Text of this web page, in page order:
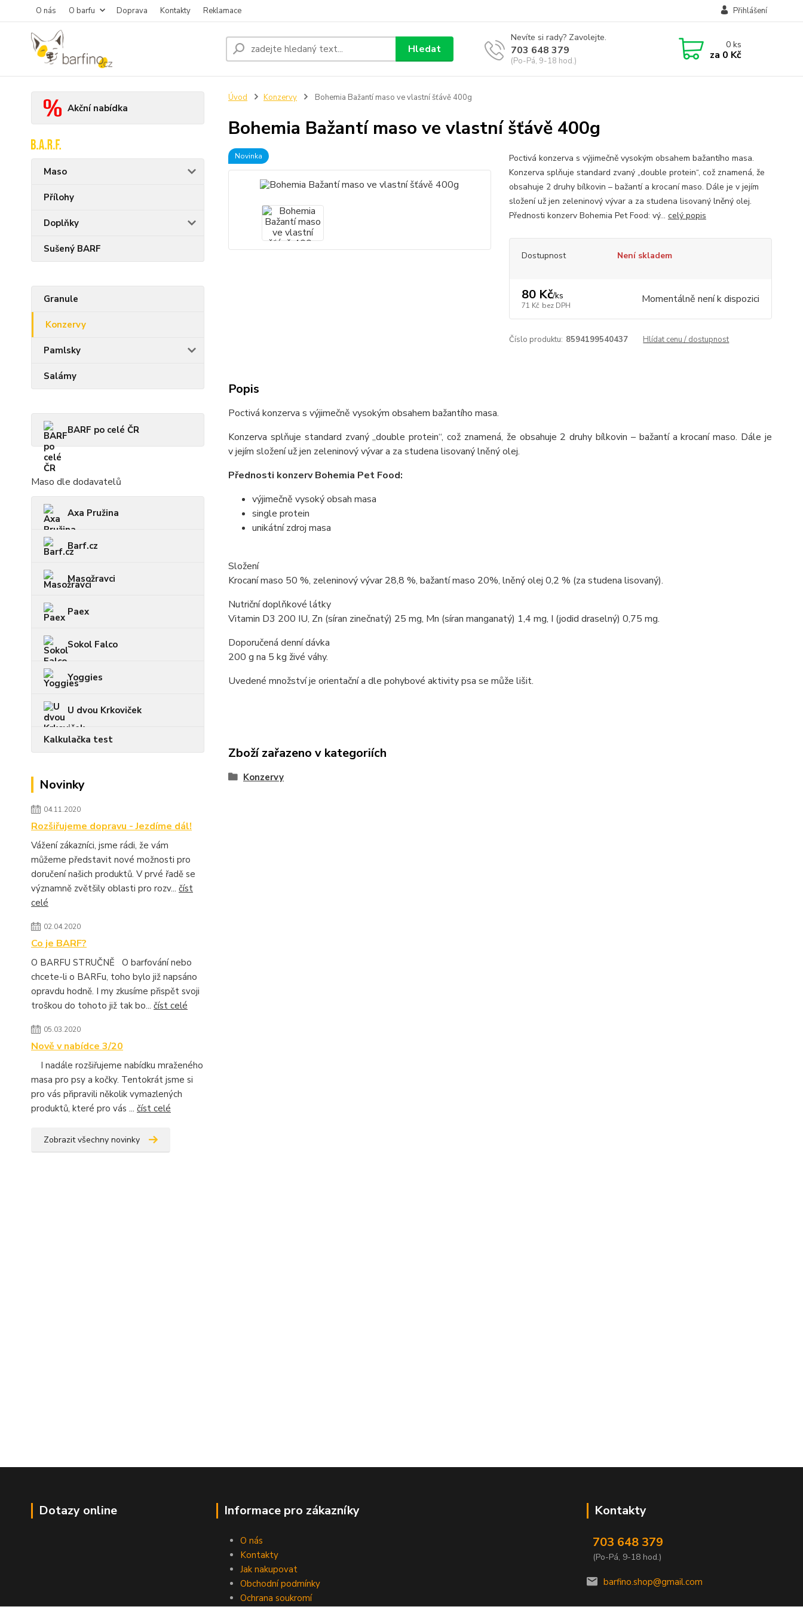
O nás O barfu Doprava Kontakty Reklamace Přihlášení
Hledat
Nevíte si rady? Zavolejte.
703 648 379
(Po-Pá, 9-18 hod.)
0ks
za 0 Kč
Akční nabídka
Maso
Přílohy
Doplňky
Sušený BARF
Granule
Konzervy
Pamlsky
Salámy
BARF po celé ČR
Maso dle dodavatelů
Axa Pružina
Barf.cz
Masožravci
Paex
Sokol Falco
Yoggies
U dvou Krkoviček
Kalkulačka test
Novinky
04.11.2020
Rozšiřujeme dopravu - Jezdíme dál!
Vážení zákazníci, jsme rádi, že vám
můžeme představit nové možnosti pro
doručení našich produktů. V prvé řadě se
významně zvětšily oblasti pro rozv... číst
celé
02.04.2020
Co je BARF?
O BARFU STRUČNĚ O barfování nebo
chcete-li o BARFu, toho bylo již napsáno
opravdu hodně. I my zkusíme přispět svoji
troškou do tohoto již tak bo... číst celé
05.03.2020
Nově v nabídce 3/20
I nadále rozšiřujeme nabídku mraženého
masa pro psy a kočky. Tentokrát jsme si
pro vás připravili několik vymazlených
produktů, které pro vás ... číst celé
Zobrazit všechny novinky
Úvod Konzervy Bohemia Bažantí maso ve vlastní šťávě 400g
Bohemia Bažantí maso ve vlastní šťávě 400g
Novinka
Poctivá konzerva s výjimečně vysokým obsahem bažantího masa.
Konzerva splňuje standard zvaný „double protein“, což znamená, že
obsahuje 2 druhy bílkovin – bažantí a krocaní maso. Dále je v jejím
složení už jen zeleninový vývar a za studena lisovaný lněný olej.
Přednosti konzerv Bohemia Pet Food: vý... celý popis
Dostupnost Není skladem
80 Kč/ks
71 Kč bez DPH Momentálně není k dispozici
Číslo produktu: 8594199540437 Hlídat cenu / dostupnost
Popis
Poctivá konzerva s výjimečně vysokým obsahem bažantího masa.
Konzerva splňuje standard zvaný „double protein“, což znamená, že obsahuje 2 druhy bílkovin – bažantí a krocaní maso. Dále je
v jejím složení už jen zeleninový vývar a za studena lisovaný lněný olej.
Přednosti konzerv Bohemia Pet Food:
výjimečně vysoký obsah masa
single protein
unikátní zdroj masa
Složení
Krocaní maso 50 %, zeleninový vývar 28,8 %, bažantí maso 20%, lněný olej 0,2 % (za studena lisovaný).
Nutriční doplňkové látky
Vitamin D3 200 IU, Zn (síran zinečnatý) 25 mg, Mn (síran manganatý) 1,4 mg, I (jodid draselný) 0,75 mg.
Doporučená denní dávka
200 g na 5 kg živé váhy.
Uvedené množství je orientační a dle pohybové aktivity psa se může lišit.
Zboží zařazeno v kategoriích
Konzervy
Dotazy online Informace pro zákazníky
O nás
Kontakty
Jak nakupovat
Obchodní podmínky
Ochrana soukromí
Kontakty
703 648 379
(Po-Pá, 9-18 hod.)
barfino.shop@gmail.com